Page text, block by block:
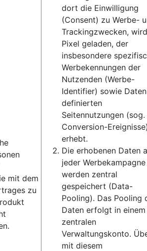
mit dem
zu
dort die Einwilligung
(Consent) zu Werbe-
Trackingzwecken,
Pixel geladen, der
insbesondere
Werbekennungen der
Nutzenden (Werbe-
Identifier) sowie
definierten
Seitennutzungen (sog.
Conversion-
erhebt.
Die erhobenen Daten
jeder Werbekampagne
werden zentral
gespeichert (Data-
Pooling). Das Pooling
Daten erfolgt in einem
zentralen
Verwaltungskonto.
mit diesem